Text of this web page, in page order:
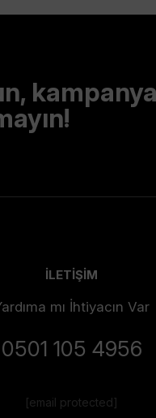
İLETİŞİM
mı İhtiyacın Var
0501 105 4956
[email protected]